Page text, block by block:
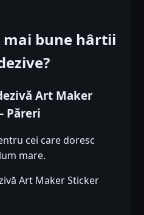
mai bune hârtii
Art Maker
Păreri
cei care doresc
mare.